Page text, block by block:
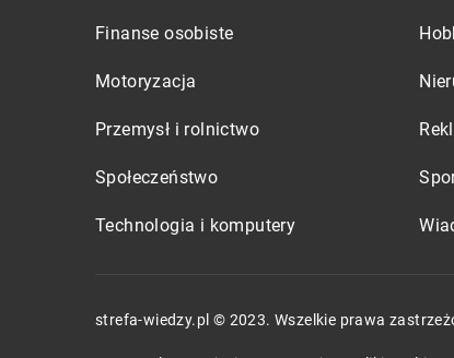
Finanse osobiste
Motoryzacja
Przemysł i rolnictwo
Społeczeństwo
Technologia i komputery
strefa-wiedzy.pl © 2023. Wszelkie prawa